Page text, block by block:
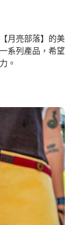
月亮部落】的美
系列產品，希望
。